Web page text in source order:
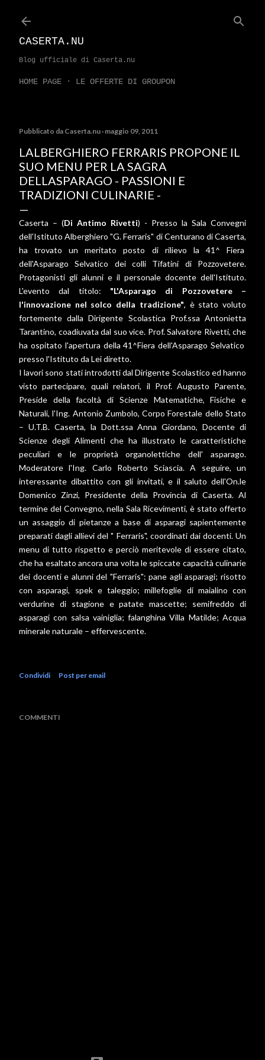
CASERTA.NU
Blog ufficiale di Caserta.nu
HOME PAGE LE OFFERTE DI GROUPON
Pubblicato da Caserta.nu maggio 09, 2011
LALBERGHIERO FERRARIS PROPONE IL
SUO MENU PER LA SAGRA
DELLASPARAGO - PASSIONI E
TRADIZIONI CULINARIE -
Caserta – (Di Antimo Rivetti) - Presso la Sala Convegni
dell'Istituto Alberghiero "G. Ferraris" di Centurano di Caserta,
ha trovato un meritato posto di rilievo la 41^ Fiera
dell'Asparago Selvatico dei colli Tifatini di Pozzovetere.
Protagonisti gli alunni e il personale docente dell'Istituto.
L'evento dal titolo: "L'Asparago di Pozzovetere –
l'innovazione nel solco della tradizione", è stato voluto
fortemente dalla Dirigente Scolastica Prof.ssa Antonietta
Tarantino, coadiuvata dal suo vice. Prof. Salvatore Rivetti, che
ha ospitato l'apertura della 41^Fiera dell'Asparago Selvatico
presso l'Istituto da Lei diretto.
I lavori sono stati introdotti dal Dirigente Scolastico ed hanno
visto partecipare, quali relatori, il Prof. Augusto Parente,
Preside della facoltà di Scienze Matematiche, Fisiche e
Naturali, l'Ing. Antonio Zumbolo, Corpo Forestale dello Stato
– U.T.B. Caserta, la Dott.ssa Anna Giordano, Docente di
Scienze degli Alimenti che ha illustrato le caratteristiche
peculiari e le proprietà organolettiche dell' asparago.
Moderatore l'Ing. Carlo Roberto Sciascia. A seguire, un
interessante dibattito con gli invitati, e il saluto dell'On.le
Domenico Zinzi, Presidente della Provincia di Caserta. Al
termine del Convegno, nella Sala Ricevimenti, è stato offerto
un assaggio di pietanze a base di asparagi sapientemente
preparati dagli allievi del " Ferraris", coordinati dai docenti. Un
menu di tutto rispetto e perciò meritevole di essere citato,
che ha esaltato ancora una volta le spiccate capacità culinarie
dei docenti e alunni del "Ferraris": pane agli asparagi; risotto
con asparagi, spek e taleggio; millefoglie di maialino con
verdurine di stagione e patate mascette; semifreddo di
asparagi con salsa vainiglia; falanghina Villa Matilde; Acqua
minerale naturale – effervescente.
Condividi Post per email
COMMENTI